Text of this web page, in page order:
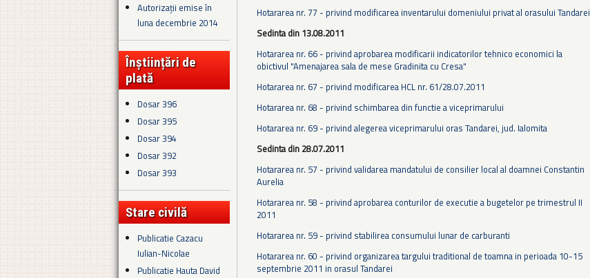
Autorizații emise în
luna decembrie 2014
Înștiințări de
plată
Dosar 396
Dosar 395
Dosar 394
Dosar 392
Dosar 393
Stare civilă
Publicatie Cazacu
Iulian-Nicolae
Publicatie Hauta David
Hotararea nr. 77 - privind modificarea inventarului domeniului privat al orasului Tandarei
Sedinta din 13.08.2011
Hotararea nr. 66 - privind aprobarea modificarii indicatorilor tehnico economici la
obictivul "Amenajarea sala de mese Gradinita cu Cresa"
Hotararea nr. 67 - privind modificarea HCL nr. 61/28.07.2011
Hotararea nr. 68 - privind schimbarea din functie a viceprimarului
Hotararea nr. 69 - privind alegerea viceprimarului oras Tandarei, jud. Ialomita
Sedinta din 28.07.2011
Hotararea nr. 57 - privind validarea mandatului de consilier local al doamnei Constantin
Aurelia
Hotararea nr. 58 - privind aprobarea conturilor de executie a bugetelor pe trimestrul II
2011
Hotararea nr. 59 - privind stabilirea consumului lunar de carburanti
Hotararea nr. 60 - privind organizarea targului traditional de toamna in perioada 10-15
septembrie 2011 in orasul Tandarei